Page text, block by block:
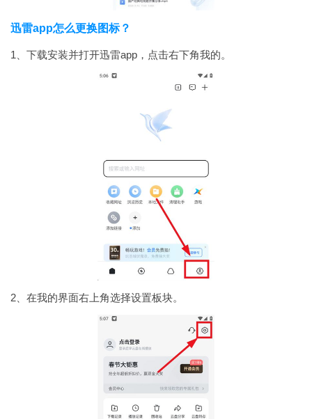
迅雷app怎么更换图标？
1、下载安装并打开迅雷app，点击右下角我的。
2、在我的界面右上角选择设置板块。